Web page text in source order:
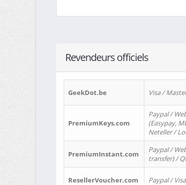
Revendeurs officiels
GeekDot.be Visa /
PremiumKeys.com
Paypal /
(Easypay,
Neteller /
PremiumInstant.com
Paypal /
transfer) /
ResellerVoucher.com Paypal /